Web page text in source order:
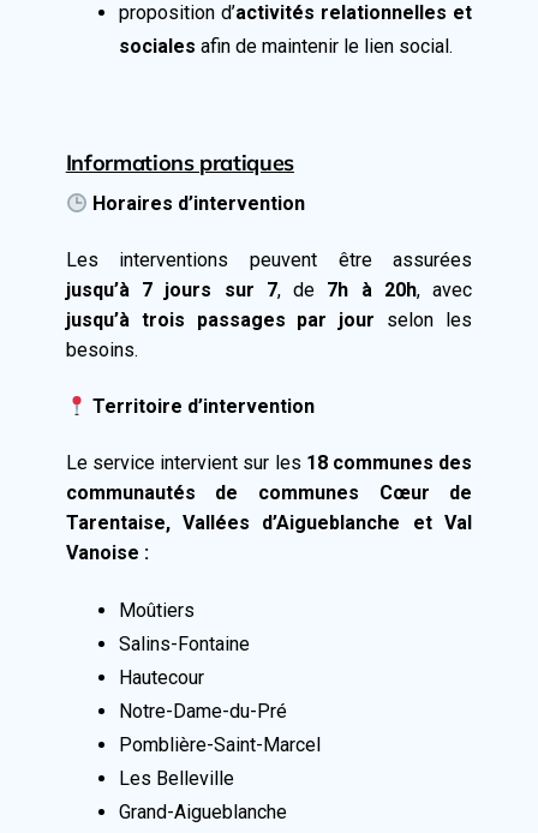
proposition d’activités relationnelles et
sociales afin de maintenir le lien social.
Informations pratiques
Horaires d’intervention
Les interventions peuvent être assurées
jusqu’à 7 jours sur 7, de 7h à 20h, avec
jusqu’à trois passages par jour selon les
besoins.
Territoire d’intervention
Le service intervient sur les 18 communes des
communautés de communes Cœur de
Tarentaise, Vallées d’Aigueblanche et Val
Vanoise :
Moûtiers
Salins-Fontaine
Hautecour
Notre-Dame-du-Pré
Pomblière-Saint-Marcel
Les Belleville
Grand-Aigueblanche